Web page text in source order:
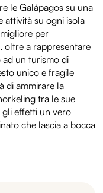
le Galápagos su una
attività su ogni isola
per
oltre a rappresentare
un turismo di
unico e fragile
di ammirare la
tra le sue
effetti un vero
che lascia a bocca